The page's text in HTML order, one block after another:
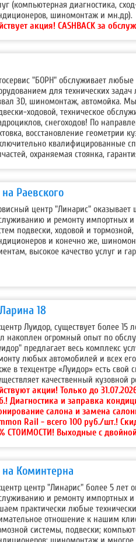
(компьютерная диагностика,
шиномонтаж и мн.др).
акция!CASHBACK за
"БОРН" обслуживает
для технических
3D, шиномонтаж, автомойка.
ходовой, техническое
снегоходов! По
восстановление геометрии
квалифицированные
охраняемая стоянка,
Раевского
центр "Линарис" оказывает
и ремонту импортных и
подвески, ходовой и
и конечно же,
высокое качество услуг и
18
Луидор, существует более 15
накоплен огромный опыт по
предлагает весь комплекс
любых автомобилей и всех
в техцентре «Луидор» есть
качественный
акции!Только до
Диагностика и заправка
салона и замена
Rail - всего 100 руб./шт.!
СТОИМОСТИ! Выходные с
Коминтерна
центр "Линарис" более 5 лет
и ремонту импортных
практически любые
отношение к нашим
системы, подвески;